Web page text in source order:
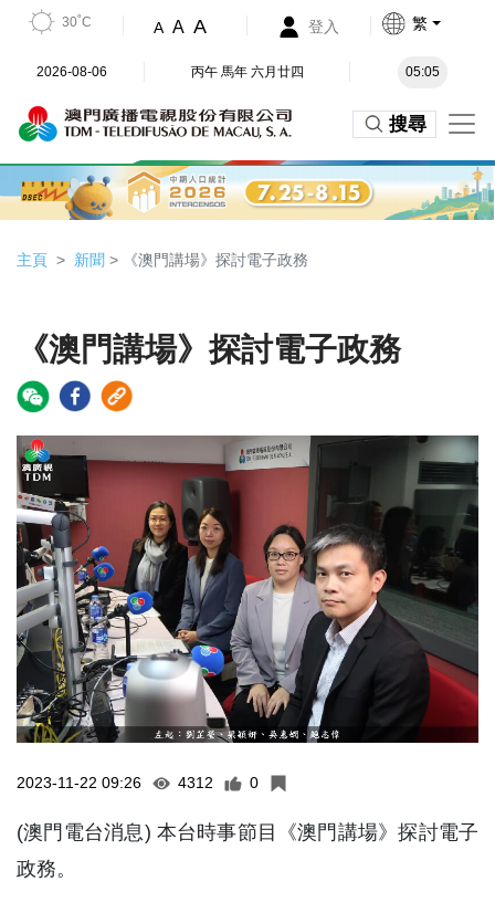
30˚C A A A 登入 繁
2026-08-06 丙午 馬年 六月廿四 05:05
搜尋
主頁 新聞 > 《澳門講場》探討電子政務
《澳門講場》探討電子政務
2023-11-22 09:26 4312 0
(澳門電台消息) 本台時事節目《澳門講場》探討電子
政務。